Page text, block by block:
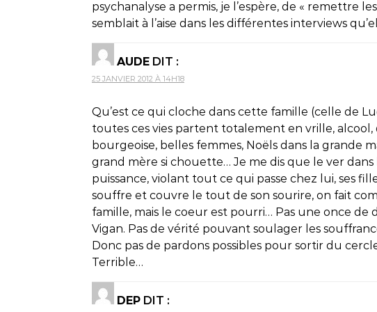
psychanalyse a permis, je l’espère, de « remettre
semblait à l’aise dans les différentes interviews
AUDE DIT :
25 JANVIER 2012 À 14H18
Qu’est ce qui cloche dans cette famille (celle de
toutes ces vies partent totalement en vrille,
bourgeoise, belles femmes, Noëls dans la grande
grand mère si chouette… Je me dis que le ver
puissance, violant tout ce qui passe chez lui, ses
souffre et couvre le tout de son sourire, on fait
famille, mais le coeur est pourri… Pas une once de
Vigan. Pas de vérité pouvant soulager les
Donc pas de pardons possibles pour sortir du
Terrible…
DEP DIT :